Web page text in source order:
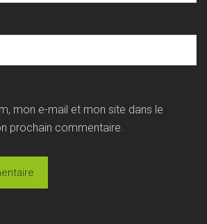
mon e-mail et mon site dans le
prochain commentaire.